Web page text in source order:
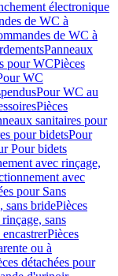
électronique
de WC à
de WC à
Panneaux
pour WCPièces
WC
Pour WC au
Pièces
sanitaires pour
pour bidetsPour
Pour bidets
avec rinçage,
avec
pour Sans
sans bridePièces
sans
Pièces
ou à
détachées pour